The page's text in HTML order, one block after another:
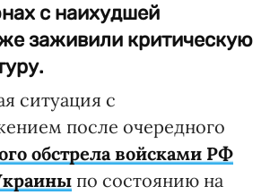
с наихудшей
заживили критическую
ситуация с
после очередного
обстрела войсками РФ
по состоянию на